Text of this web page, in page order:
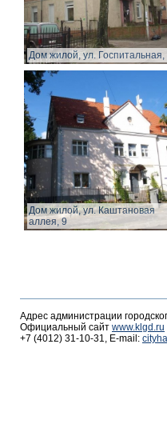
Дом жилой, ул. Госпитальная,
Дом жилой, ул. Каштановая
аллея, 9
Адрес администрации
Официальный сайт www.klgd.ru
+7 (4012) 31-10-31, E-mail: